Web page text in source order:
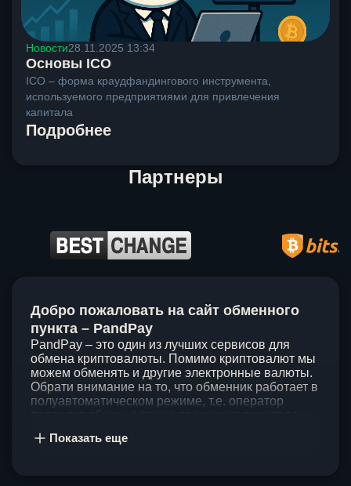
Новости28.11.2025 13:34
Основы ICO
ICO – форма краудфандингового инструмента,
используемого предприятиями для привлечения
капитала
Подробнее
Партнеры
Добро пожаловать на сайт обменного
пункта – PandPay
PandPay – это один из лучших сервисов для
обмена криптовалюты. Помимо криптовалют мы
можем обменять и другие электронные валюты.
Обрати внимание на то, что обменник работает в
полуавтоматическом режиме, т.е. оператор
клиентов, поэтому стараемся проводить обмены
Показать еще